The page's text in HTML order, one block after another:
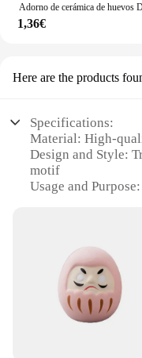
1,36€
Here are the products
Specifications:
Material: High-
Design and Style:
motif
Usage and
Typical Adaptive
Shape or Size or
sets, with varying
different needs
Performance and
handle, with a